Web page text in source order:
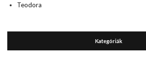
Teodora
Kategóriák